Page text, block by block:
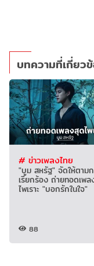
บทความที่เกี่ยว
# ข่าวเพลงไทย
"บูม สหรัฐ" จัดให้ตาม
เรียกร้อง ถ่ายทอดเพ
ไพเราะ "บอกรักในใจ"
88